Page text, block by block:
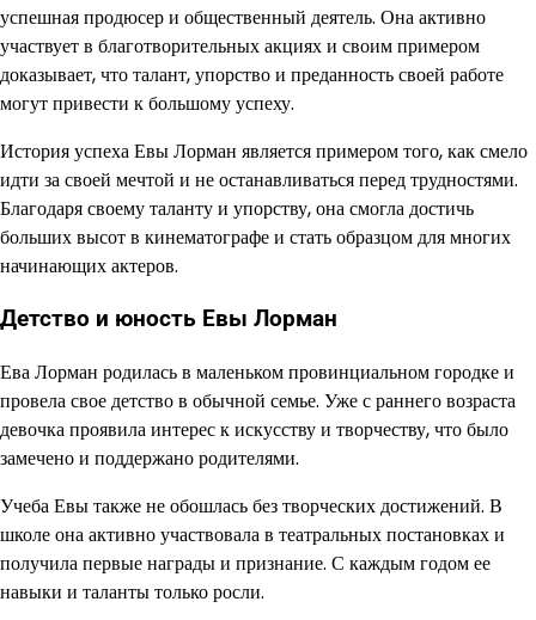
успешная продюсер и общественный деятель. Она активно
участвует в благотворительных акциях и своим примером
доказывает, что талант, упорство и преданность своей работе
могут привести к большому успеху.
История успеха Евы Лорман является примером того, как смело
идти за своей мечтой и не останавливаться перед трудностями.
Благодаря своему таланту и упорству, она смогла достичь
больших высот в кинематографе и стать образцом для многих
начинающих актеров.
Детство и юность Евы Лорман
Ева Лорман родилась в маленьком провинциальном городке и
провела свое детство в обычной семье. Уже с раннего возраста
девочка проявила интерес к искусству и творчеству, что было
замечено и поддержано родителями.
Учеба Евы также не обошлась без творческих достижений. В
школе она активно участвовала в театральных постановках и
получила первые награды и признание. С каждым годом ее
навыки и таланты только росли.